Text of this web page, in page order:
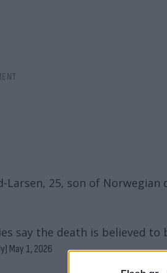
25, son of
say the death is believed to
May 1, 2026